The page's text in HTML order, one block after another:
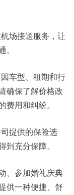
场接送服务，让
。
车型、租期和行
确保了解价格政
费用和纠纷。
提供的保险选
到充分保障。
、参加婚礼庆典
供一种便捷、舒